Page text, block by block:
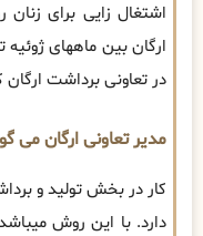
اشتغال زایی برای
ارگان بین ماههای
در تعاونی برداشت ارگان
مدیر تعاونی ارگان می
کار در بخش تولید و
دارد. با این روش